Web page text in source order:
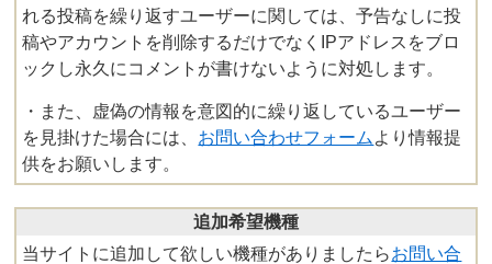
れる投稿を繰り返すユーザーに関しては、予告なしに投
稿やアカウントを削除するだけでなくIPアドレスをブロ
ックし永久にコメントが書けないように対処します。
・また、虚偽の情報を意図的に繰り返しているユーザー
を見掛けた場合には、 お問い合わせフォーム より情報提
供をお願いします。
追加希望機種
当サイトに追加して欲しい機種がありましたらお問い合